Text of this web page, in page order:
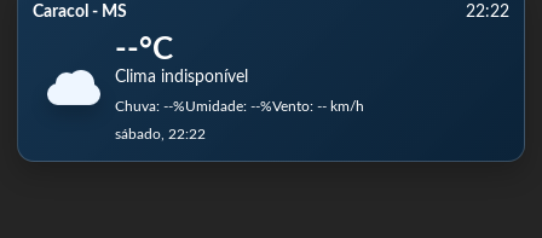
Caracol - MS 22:22
--°C
Clima indisponível
Chuva: --%Umidade: --%Vento: -- km/h
sábado, 22:22